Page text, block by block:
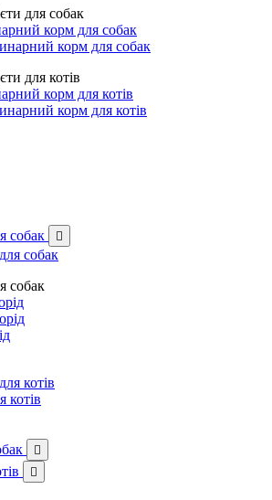
для собак
корм для собак
корм для собак
для котів
корм для котів
корм для котів
собак

собак
собак
котів
котів

